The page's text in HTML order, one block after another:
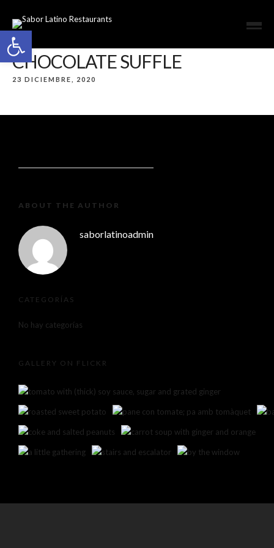
Open toolbar
CHOCOLATE SUFFLE
23 DICIEMBRE, 2020
ABOUT THE AUTHOR
saborlatinoadmin
CATEGORÍAS
No hay categorías
GALLERY ON FLICKR